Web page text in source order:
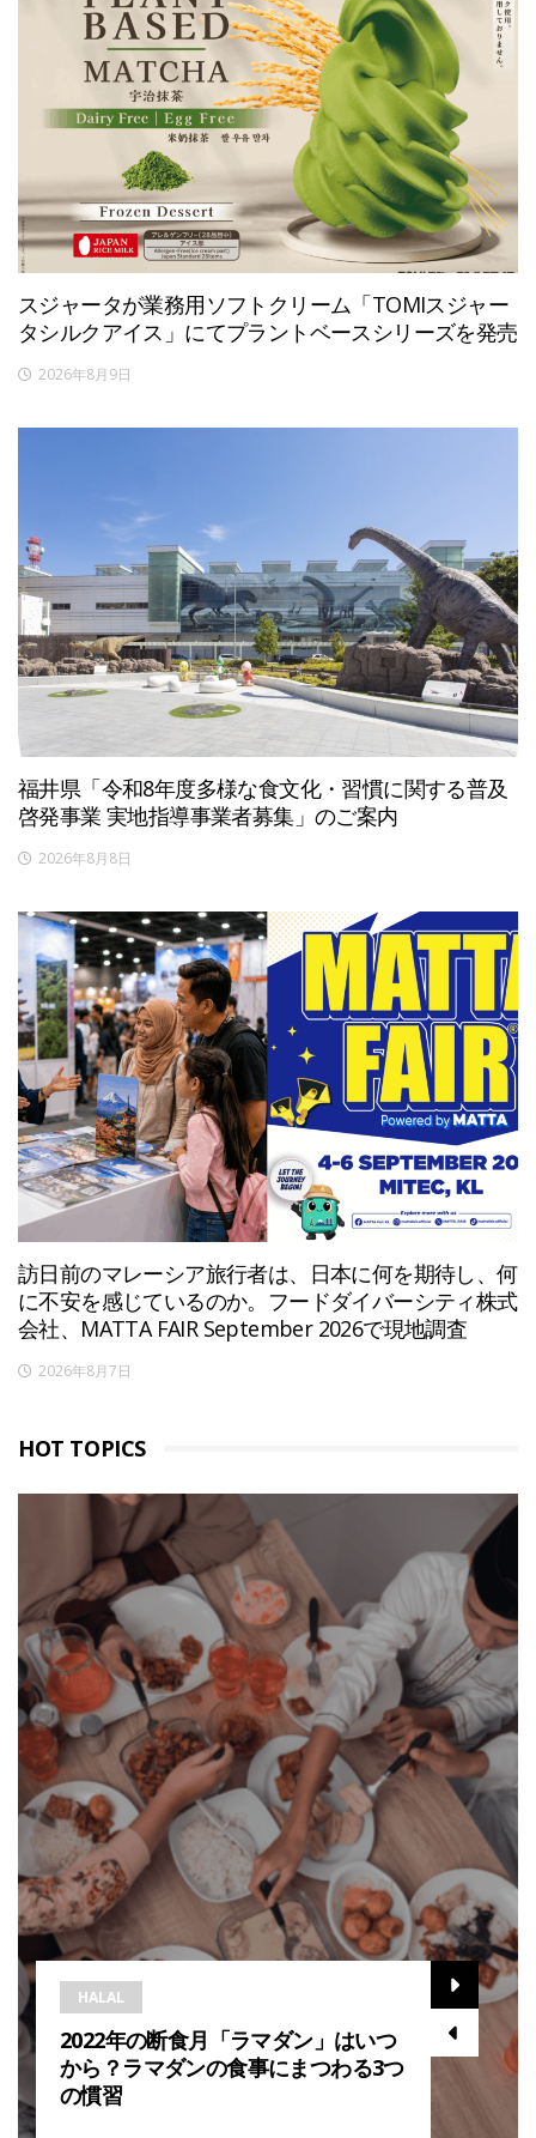
スジャータが業務用ソフトクリーム「TOMIスジャー
タシルクアイス」にてプラントベースシリーズを発売
2026年8月9日
福井県「令和8年度多様な食文化・習慣に関する普及
啓発事業 実地指導事業者募集」のご案内
2026年8月8日
訪日前のマレーシア旅行者は、日本に何を期待し、何
に不安を感じているのか。フードダイバーシティ株式
会社、MATTA FAIR September 2026で現地調査
2026年8月7日
HOT TOPICS
HALAL
2022年の断食月「ラマダン」はいつ
から？ラマダンの食事にまつわる3つ
の慣習